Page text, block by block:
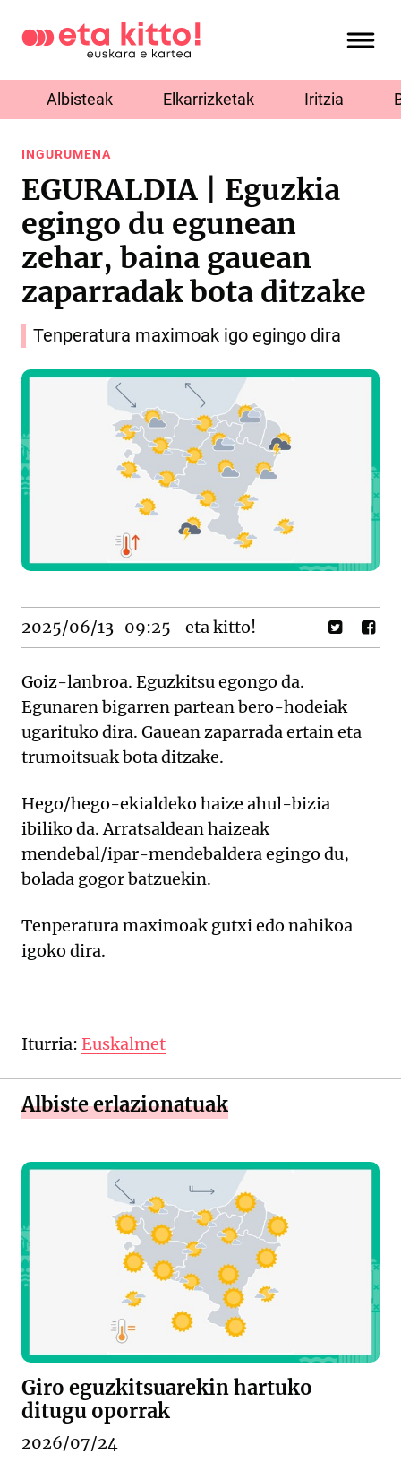
Albisteak Elkarrizketak Iritzia
INGURUMENA
EGURALDIA | Eguzkia
egingo du egunean
zehar, baina gauean
zaparradak bota ditzake
Tenperatura maximoak igo egingo dira
2025/06/13 09:25 eta kitto!
Goiz-lanbroa. Eguzkitsu egongo da.
Egunaren bigarren partean bero-hodeiak
ugarituko dira. Gauean zaparrada ertain eta
trumoitsuak bota ditzake.
Hego/hego-ekialdeko haize ahul-bizia
ibiliko da. Arratsaldean haizeak
mendebal/ipar-mendebaldera egingo du,
bolada gogor batzuekin.
Tenperatura maximoak gutxi edo nahikoa
igoko dira.
Iturria: Euskalmet
Albiste erlazionatuak
Giro eguzkitsuarekin hartuko
ditugu oporrak
2026/07/24